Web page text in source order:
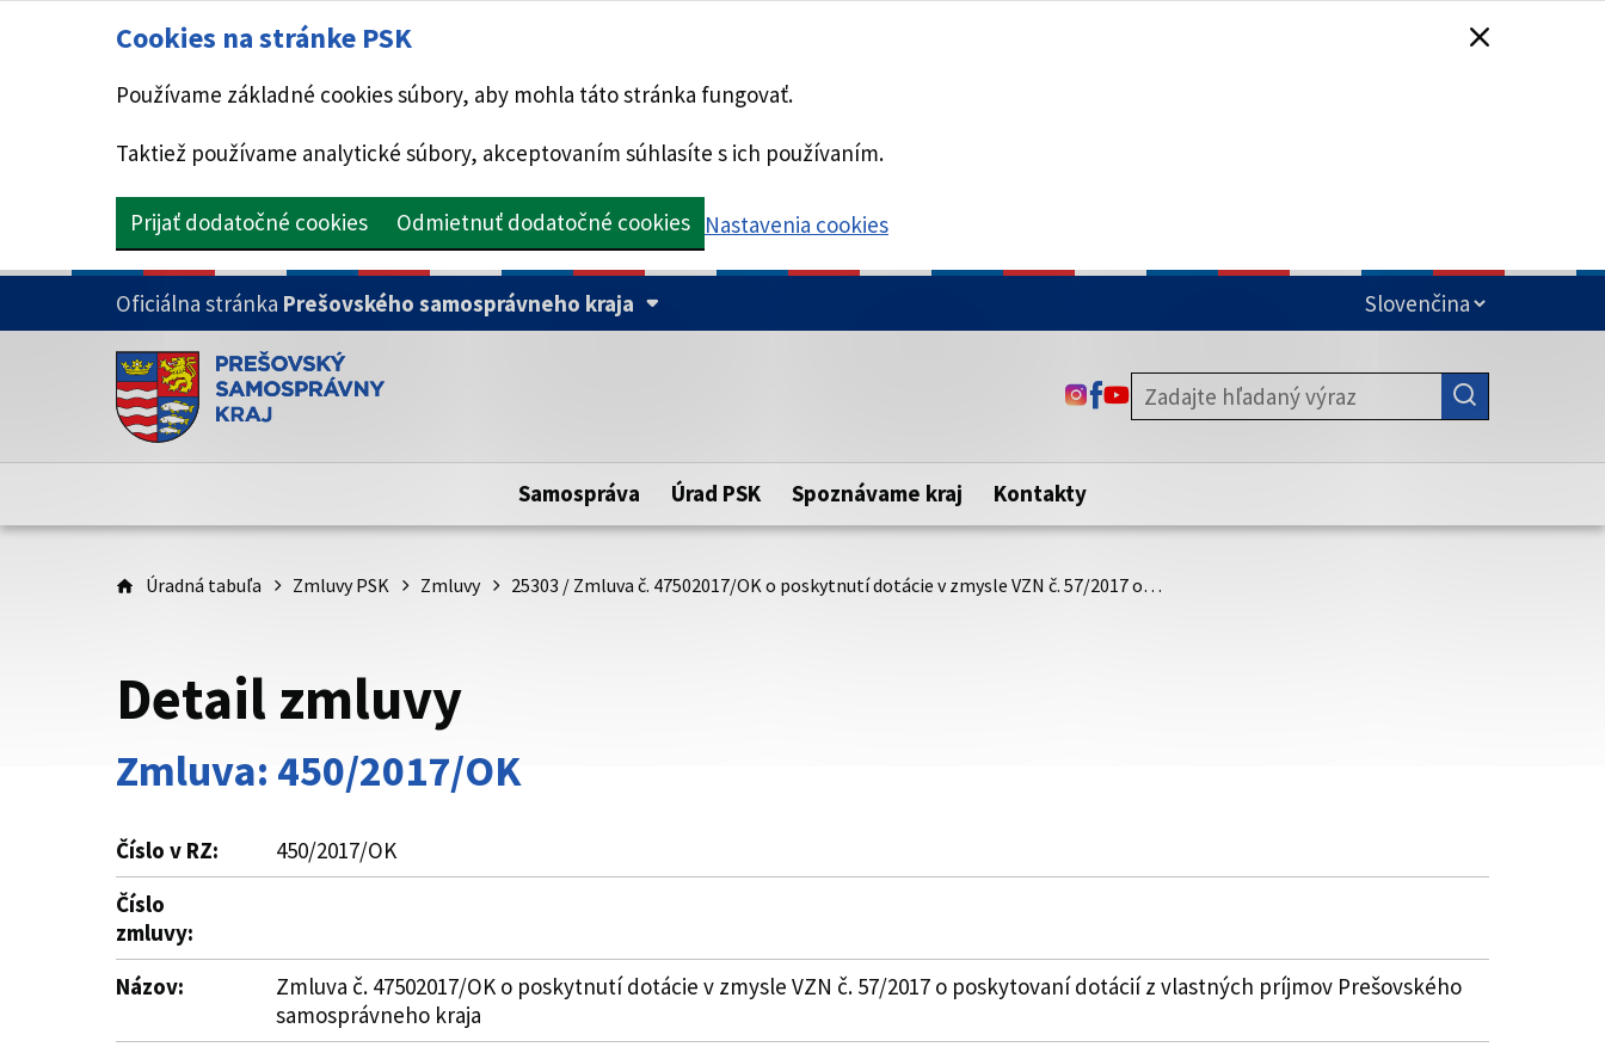
Cookies na stránke PSK
Používame základné cookies súbory, aby mohla táto stránka fungovať.
Taktiež používame analytické súbory, akceptovaním súhlasíte s ich používaním.
Prijať dodatočné cookies Odmietnuť dodatočné cookies Nastavenia cookies
PRESKOČIŤ NA HLAVNÝ OBSAH
Oficiálna stránka Prešovského samosprávneho kraja
Doména psk.sk je oficiálna
Toto je oficiálna webová stránka Prešovského samosprávneho kraja.
Táto stránka je zabezpečená
zabezpečenú webovú stránku. Zabezpečená stránka vždy začína
https:// pred názvom domény webového sídla.
ODKAZ SA OTVORÍ NA NOVEJ KARTE
ODKAZ SA OTVORÍ NA NOVEJ KARTE
ODKAZ SA OTVORÍ NA NOVEJ KARTE
Samospráva Úrad PSK Spoznávame kraj Kontakty
Úradná tabuľa Zmluvy PSK Zmluvy 25303 / Zmluva č. 47502017/OK o poskytnutí dotácie v zmysle VZN č. 57/2017 o…
Detail zmluvy
Zmluva: 450/2017/OK
Číslo v RZ:
450/2017/OK
Číslo
zmluvy:
Názov:
Zmluva č. 47502017/OK o poskytnutí dotácie v zmysle VZN č. 57/2017 o poskytovaní dotácií z vlastných príjmov Prešovského
samosprávneho kraja